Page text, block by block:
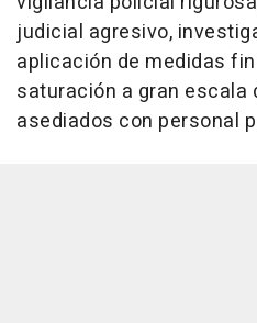
judicial agresivo,
aplicación de medidas
saturación a gran escala
asediados con personal